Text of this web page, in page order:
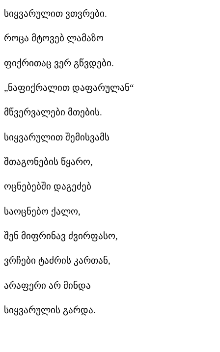
სიყვარულით ვთვრები.
როცა მტოვებ ლამაზო
ფიქრითაც ვერ გწვდები.
„ნაფიქრალით დაფარულან“
მწვერვალები მთების.
სიყვარულით შემისვამს
შთაგონების წყარო,
ოცნებებში დაგეძებ
საოცნებო ქალო,
შენ მიფრინავ ძვირფასო,
ვრჩები ტაძრის კართან,
არაფერი არ მინდა
სიყვარულის გარდა.